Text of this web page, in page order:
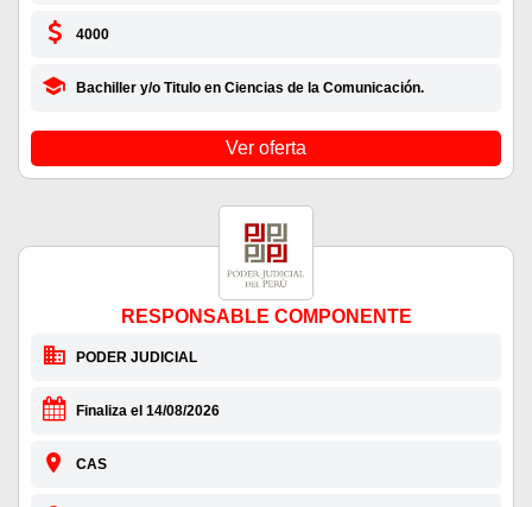
4000
Bachiller y/o Titulo en Ciencias de la Comunicación.
Ver oferta
RESPONSABLE COMPONENTE
PODER JUDICIAL
Finaliza el 14/08/2026
CAS